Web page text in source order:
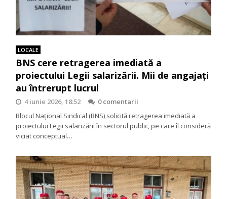
LOCALE
BNS cere retragerea imediată a
proiectului Legii salarizării. Mii de angajați
au întrerupt lucrul
4 iunie 2026, 18:52
0 comentarii
Blocul Național Sindical (BNS) solicită retragerea imediată a
proiectului Legii salarizării în sectorul public, pe care îl consideră
viciat conceptual…